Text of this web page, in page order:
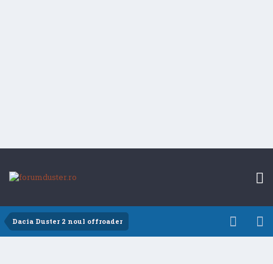
Dacia Duster 2 noul offroader